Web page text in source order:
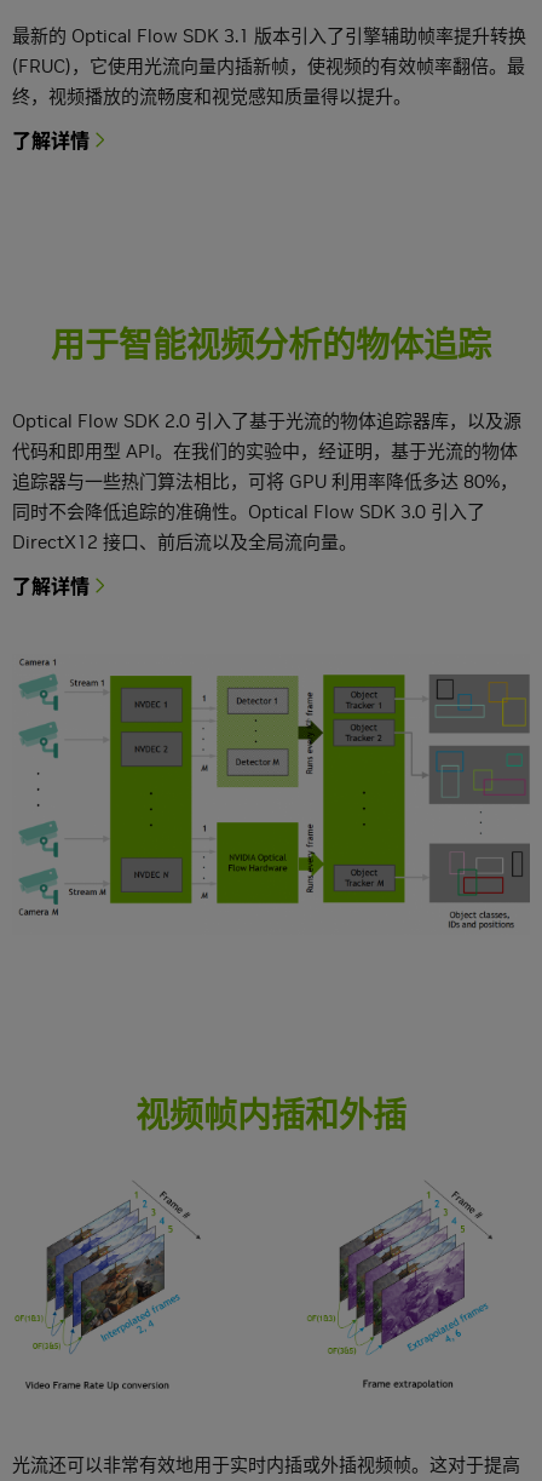
最新的 Optical Flow SDK 3.1 版本引入了引擎辅助帧率提升转换
(FRUC)，它使用光流向量内插新帧，使视频的有效帧率翻倍。最
终，视频播放的流畅度和视觉感知质量得以提升。
了解详情
用于智能视频分析的物体追踪
Optical Flow SDK 2.0 引入了基于光流的物体追踪器库，以及源
代码和即用型 API。在我们的实验中，经证明，基于光流的物体
追踪器与一些热门算法相比，可将 GPU 利用率降低多达 80%，
同时不会降低追踪的准确性。Optical Flow SDK 3.0 引入了
DirectX12 接口、前后流以及全局流向量。
了解详情
视频帧内插和外插
光流还可以非常有效地用于实时内插或外插视频帧。这对于提高